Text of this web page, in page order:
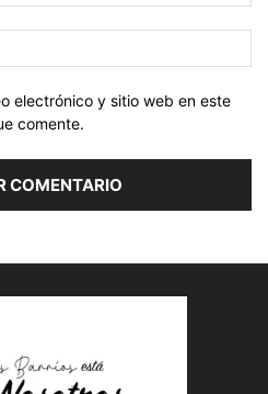
electrónico y sitio web en este
comente.